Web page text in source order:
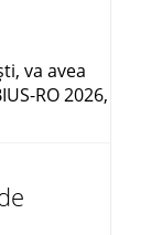
va avea
RO 2026,